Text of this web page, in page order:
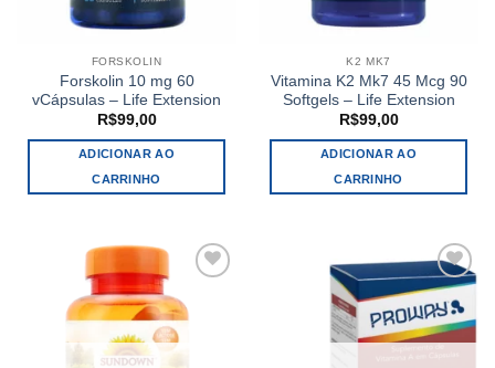
FORSKOLIN
Forskolin 10 mg 60
vCápsulas – Life Extension
R$99,00
ADICIONAR AO
CARRINHO
K2 MK7
Vitamina K2 Mk7 45 Mcg 90
Softgels – Life Extension
R$99,00
ADICIONAR AO
CARRINHO
wishlist
Add to
wishlist